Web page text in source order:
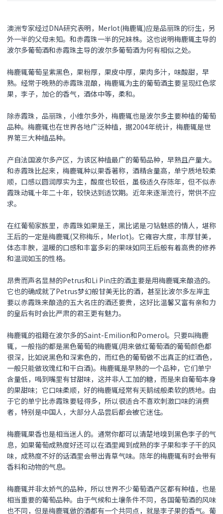
澳洲专家经过DNA研究表明，Merlot(梅鹿辄)应是品丽珠的衍生，另
外一半的父母未知。和赤霞珠一半的兄妹株。这也说明梅鹿辄主导的
波尔多葡萄酒和赤霞珠主导的波尔多葡萄酒为何有相似之处。
梅鹿辄葡萄呈紫黑色，果粉厚，果皮中厚，果肉多汁，味酸甜，早
熟。经常于晚熟的赤霞珠混酿，梅鹿辄为主的葡萄酒主要呈现红色浆
果，李子，加仑的香气，酒体中等，柔和。
除赤霞珠，品丽珠，小维尔多外，梅鹿辄也是波尔多主要种植的葡萄
品种。梅鹿辄也在世界各地广泛种植，据2004年统计，梅鹿辄是世
界第三大种植品种。
产自法国波尔多产区，为该区种植最广的葡萄品种，早熟且产量大。
和赤霞珠比起来，梅鹿辄种以果香著称，酒精含量高，单宁质地较柔
顺，口感以圆润厚实为主，酸度也较低，虽极适久存陈年，但不似赤
霞珠动辄十年二十年，较快达到适饮期。近年来逐渐流行，常供不应
求。
在红葡萄家族里，赤霞珠如果是王，黑比诺是刁钻魅惑的情人，堪称
王后的一定是梅鹿辄(又称梅乐，Merlot)。它雍容大度，丰厚甘美，
体态丰腴，温暖的口感和丰富多彩的果味如同王后般有着高贵的修养
和温润如玉的性格。
昂贵而声名显赫的Petrus和Li Pin庄的酒主要是用梅鹿辄来酿造的。
它也的确成就了Petrus梦幻般甘美无比的酒，甚至比波尔多左岸主
要以赤霞珠来酿造的五大名庄的酒还要贵，这好比温馨又富有亲和力
的皇后有时会比严肃的君王更有魅力。
梅鹿辄的祖籍在波尔多的Saint-Emilion和Pomerol。只要叫梅鹿
辄，一般指的都是黑色葡萄的梅鹿辄(用来做红葡萄酒的葡萄颜色都
很深，比如说黑色和深紫色的，而红色的葡萄做不出真正的红酒色，
一般只能做玫瑰红和干白酒)。梅鹿辄是早熟的一个品种，它们单宁
含量低，喝到嘴里有甘甜味，这并非人工加的糖，而是来自葡萄本身
的果甜味；它口味柔顺，好的梅鹿辄经常有天鹅绒般柔软的质地。由
于它的单宁比赤霞珠要轻得多，所以很适合不喜欢刺激口味的消费
者，特别是中国人，大部分人品尝后都会被它迷住。
梅鹿辄果香也是相当迷人的。通常你都可以清楚地嗅到黑色李子的气
息，如果葡萄成熟度好还可以在酒里闻到成熟的李子果和李子干的风
味，成熟度不好的话酒里会带出青草气味。陈年的梅鹿辄有时会带有
香料和动物的气息。
梅鹿辄并非太娇气的品种，所以世界不少葡萄酒产区都有种植，也是
相当重要的葡萄品种。由于气候和土壤条件不同，各国葡萄酒的风味
也不同，但是梅鹿辄做的酒都有一个共同点，就是李子果的香气。葡